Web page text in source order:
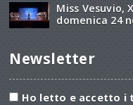
Miss Vesuvio,
domenica 24
Newsletter
Ho letto e accetto i